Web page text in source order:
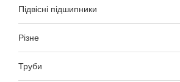
Підвісні підшипники
Різне
Труби